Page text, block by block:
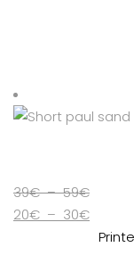
39€–59€Plage
de
prix :
20€ – 30€Plage
de